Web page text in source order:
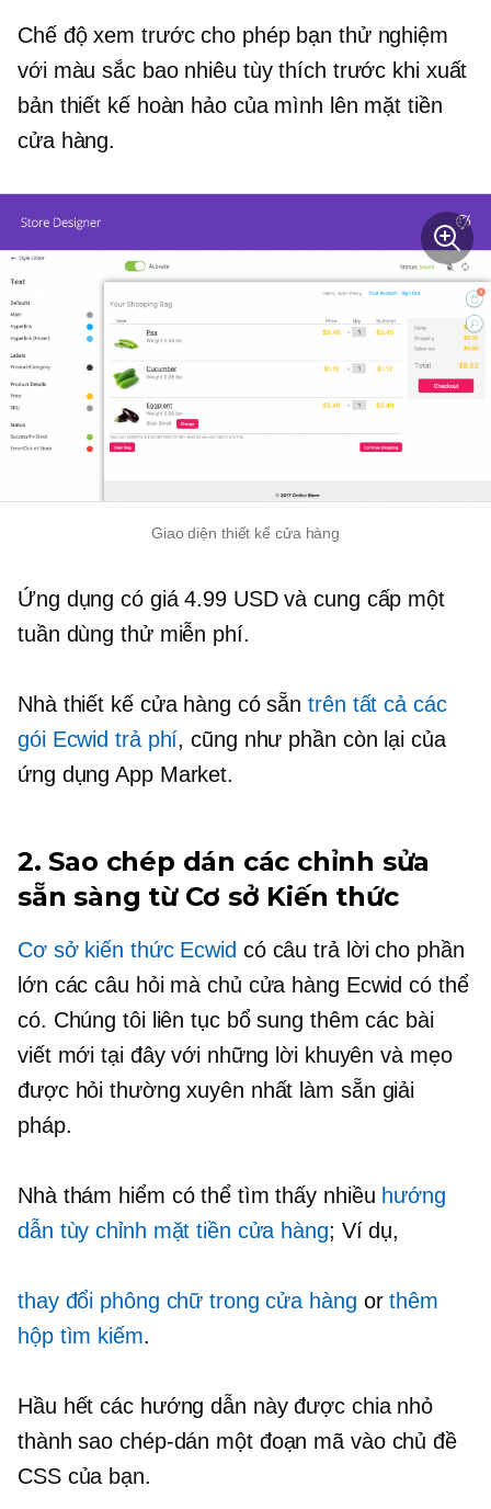
Chế độ xem trước cho phép bạn thử nghiệm
với màu sắc bao nhiêu tùy thích trước khi xuất
bản thiết kế hoàn hảo của mình lên mặt tiền
cửa hàng.
Giao diện thiết kế cửa hàng
Ứng dụng có giá 4.99 USD và cung cấp một
tuần dùng thử miễn phí.
Nhà thiết kế cửa hàng có sẵntrên tất cả các
gói Ecwid trả phí, cũng như phần còn lại của
ứng dụng App Market.
2.Sao chép dán các chỉnh sửa
sẵn sàng từ Cơ sở Kiến thức
Cơ sở kiến ​​thức Ecwid có câu trả lời cho phần
lớn các câu hỏi mà chủ cửa hàng Ecwid có thể
có. Chúng tôi liên tục bổ sung thêm các bài
viết mới tại đây với những lời khuyên và mẹo
được hỏi thường xuyên nhất làm sẵn giải
pháp.
Nhà thám hiểm có thể tìm thấy nhiều hướng
dẫn tùy chỉnh mặt tiền cửa hàng; Ví dụ,
thay đổi phông chữ trong cửa hàng orthêm
hộp tìm kiếm.
Hầu hết các hướng dẫn này được chia nhỏ
thànhsao chép-dán một đoạn mã vào chủ đề
CSS của bạn.